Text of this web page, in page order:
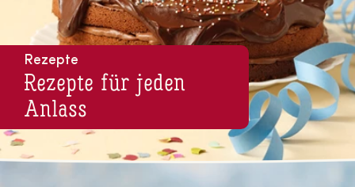
Rezepte
Rezepte für jeden
Anlass